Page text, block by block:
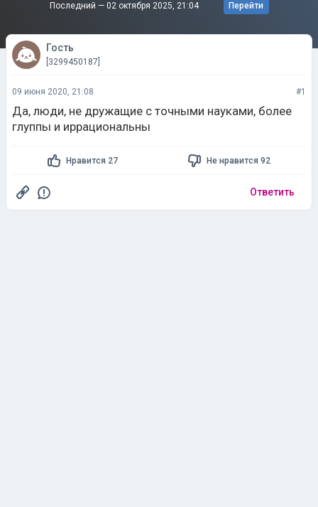
Последний — 02 октября 2025, 21:04 Перейти
Гость
[3299450187]
09 июня 2020, 21:08 #1
Да, люди, не дружащие с точными науками, более
глуппы и иррациональны
Нравится 27 Не нравится 92
Ответить